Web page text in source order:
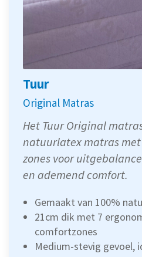
Tuur
Original Matras
Het Tuur Original
natuurlatex matras met
zones voor
en ademend comfort.
Gemaakt van 100%
21cm dik met 7
comfortzones
Medium-stevig gevoel,